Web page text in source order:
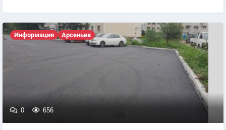
Информация Арсеньев
0 656